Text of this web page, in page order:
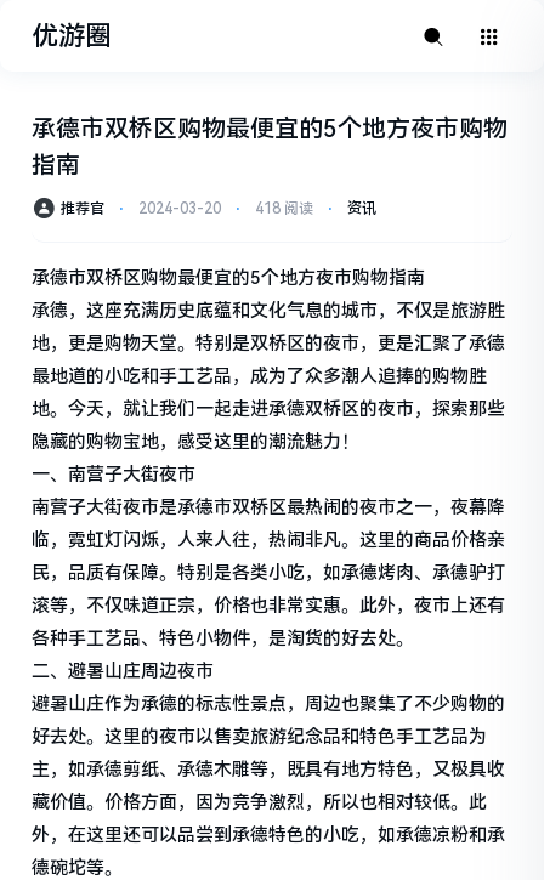
优游圈
承德市双桥区购物最便宜的5个地方夜市购物
指南
推荐官 ⋅ 2024-03-20 ⋅ 418 阅读 ⋅ 资讯
承德市双桥区购物最便宜的5个地方夜市购物指南
承德，这座充满历史底蕴和文化气息的城市，不仅是旅游胜
地，更是购物天堂。特别是双桥区的夜市，更是汇聚了承德
最地道的小吃和手工艺品，成为了众多潮人追捧的购物胜
地。今天，就让我们一起走进承德双桥区的夜市，探索那些
隐藏的购物宝地，感受这里的潮流魅力！
一、南营子大街夜市
南营子大街夜市是承德市双桥区最热闹的夜市之一，夜幕降
临，霓虹灯闪烁，人来人往，热闹非凡。这里的商品价格亲
民，品质有保障。特别是各类小吃，如承德烤肉、承德驴打
滚等，不仅味道正宗，价格也非常实惠。此外，夜市上还有
各种手工艺品、特色小物件，是淘货的好去处。
二、避暑山庄周边夜市
避暑山庄作为承德的标志性景点，周边也聚集了不少购物的
好去处。这里的夜市以售卖旅游纪念品和特色手工艺品为
主，如承德剪纸、承德木雕等，既具有地方特色，又极具收
藏价值。价格方面，因为竞争激烈，所以也相对较低。此
外，在这里还可以品尝到承德特色的小吃，如承德凉粉和承
德碗坨等。